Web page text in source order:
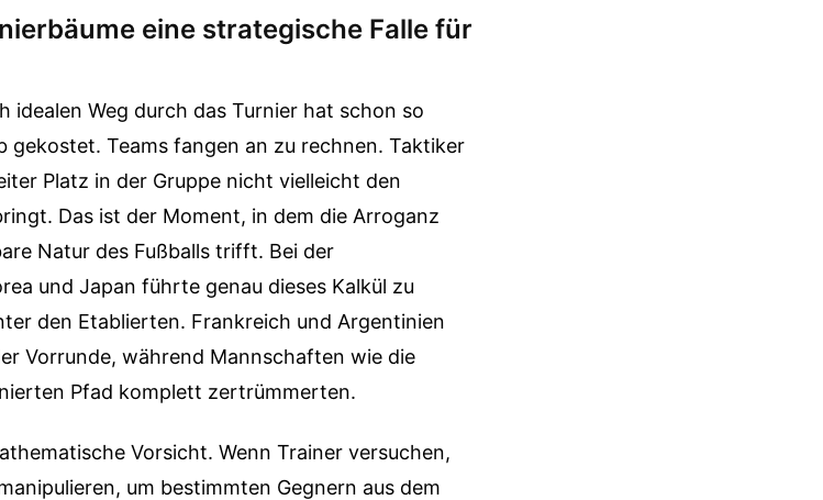
eine strategische Falle für
idealen Weg durch das Turnier hat schon so
gekostet. Teams fangen an zu rechnen. Taktiker
Platz in der Gruppe nicht vielleicht den
Das ist der Moment, in dem die Arroganz
Natur des Fußballs trifft. Bei der
und Japan führte genau dieses Kalkül zu
den Etablierten. Frankreich und Argentinien
Vorrunde, während Mannschaften wie die
Pfad komplett zertrümmerten.
Vorsicht. Wenn Trainer versuchen,
um bestimmten Gegnern aus dem